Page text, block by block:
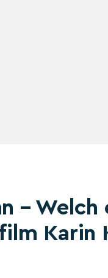
– Welch
Karin